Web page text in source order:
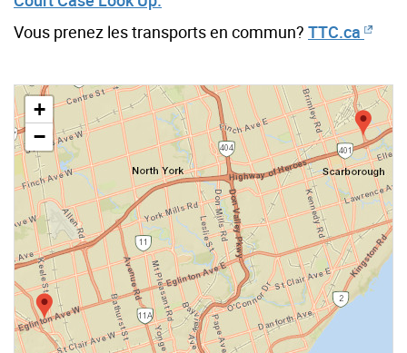
Vous prenez les transports en commun? TTC.ca
+
−